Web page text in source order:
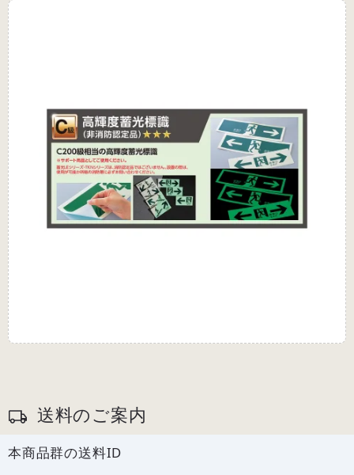
送料のご案内
本商品群の送料ID